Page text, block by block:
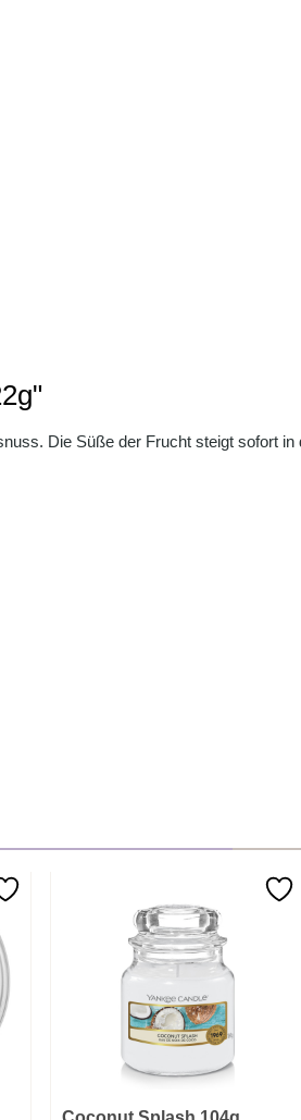
Die Süße der Frucht steigt sofort